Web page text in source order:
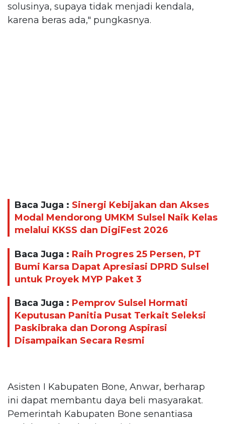
solusinya, supaya tidak menjadi kendala,
karena beras ada," pungkasnya.
Baca Juga : Sinergi Kebijakan dan Akses
Modal Mendorong UMKM Sulsel Naik Kelas
melalui KKSS dan DigiFest 2026
Baca Juga : Raih Progres 25 Persen, PT
Bumi Karsa Dapat Apresiasi DPRD Sulsel
untuk Proyek MYP Paket 3
Baca Juga : Pemprov Sulsel Hormati
Keputusan Panitia Pusat Terkait Seleksi
Paskibraka dan Dorong Aspirasi
Disampaikan Secara Resmi
Asisten I Kabupaten Bone, Anwar, berharap
ini dapat membantu daya beli masyarakat.
Pemerintah Kabupaten Bone senantiasa